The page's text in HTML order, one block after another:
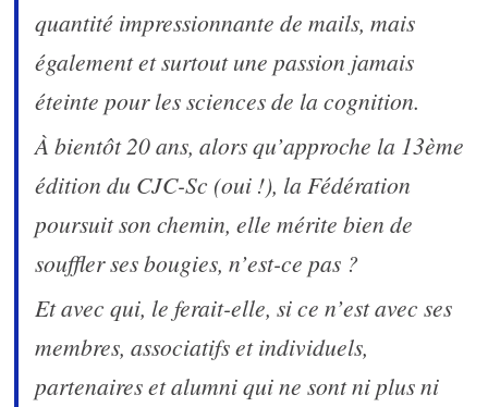
quantité impressionnante de mails, mais
également et surtout une passion jamais
éteinte pour les sciences de la cognition.
À bientôt 20 ans, alors qu’approche la 13ème
édition du CJC-Sc (oui !), la Fédération
poursuit son chemin, elle mérite bien de
souffler ses bougies, n’est-ce pas ?
Et avec qui, le ferait-elle, si ce n’est avec ses
membres, associatifs et individuels,
partenaires et alumni qui ne sont ni plus ni